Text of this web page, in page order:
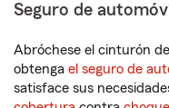
Seguro de
Abróchese el cinturón
obtenga el seguro de
satisface sus